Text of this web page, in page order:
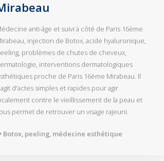
anti-âge et suivi à côté de Paris 16ème
injection de Botox, acide hyaluronique,
problèmes de chutes de cheveux,
interventions dermatologiques
proche de Paris 16ème Mirabeau. Il
d'actes simples et rapides pour agir
contre le vieillissement de la peau et
permet de retrouver un visage rajeuni.
Botox, peeling, médecine esthétique